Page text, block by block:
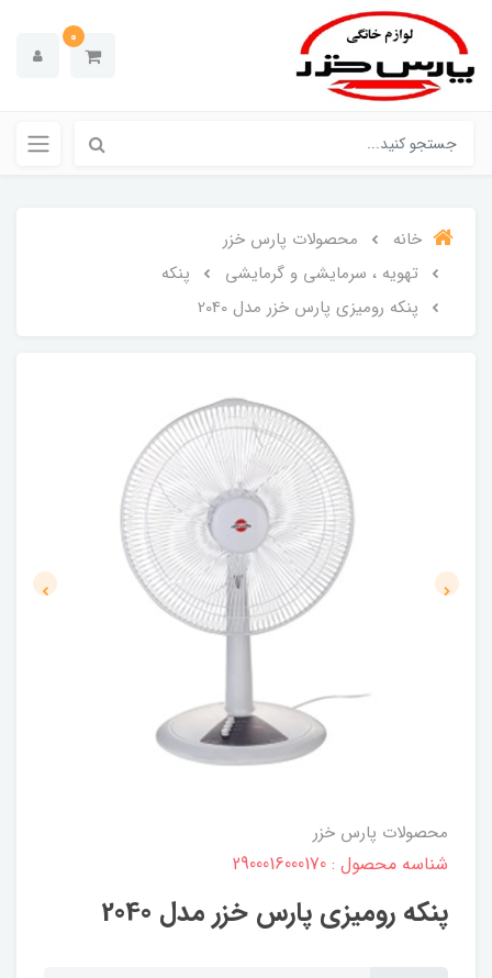
0
خانه
محصولات پارس خزر
تهویه ، سرمایشی و گرمایشی
پنکه
پنکه رومیزی پارس خزر مدل 2040
محصولات پارس خزر
شناسه محصول : 2900016000170
پنکه رومیزی پارس خزر مدل 2040